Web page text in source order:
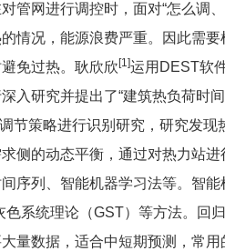
管网进行调控时，面对“怎么调
情况，能源浪费严重。因此需
免过热。耿欣欣 [1]运用DEST软
入研究并提出了“建筑热负荷时
节策略进行识别研究，研究发现
侧的动态平衡，通过对热力站
序列、智能机器学习法等。智能
系统理论（GST）等方法。回
量数据，适合中短期预测，常用